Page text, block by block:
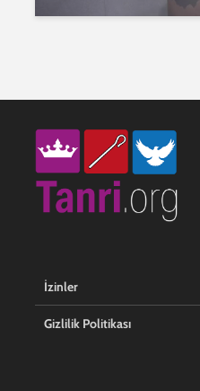
İzinler
Gizlilik Politikası